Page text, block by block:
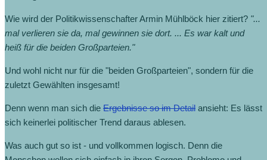
Wie wird der Politikwissenschafter Armin Mühlböck hier zitiert? "...
mal verlieren sie da, mal gewinnen sie dort. ... Es war kalt und
heiß für die beiden Großparteien."
Und wohl nicht nur für die "beiden Großparteien", sondern für die
zuletzt Gewählten insgesamt!
Denn wenn man sich die Ergebnisse so im Detail ansieht: Es lässt
sich keinerlei politischer Trend daraus ablesen.
Was auch gut so ist - und vollkommen logisch. Denn die